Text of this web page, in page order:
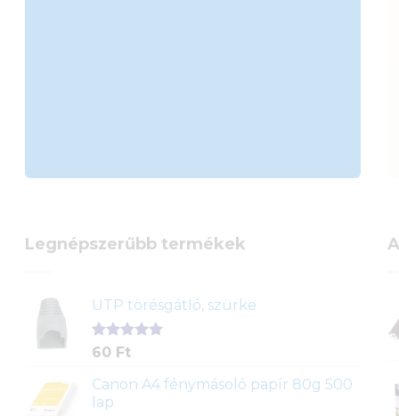
Legnépszerűbb termékek
UTP törésgátló, szürke
Értékelés
ből,
1
értékelés
alapján
60 Ft
Canon A4 fénymásoló papír 80g 500
lap